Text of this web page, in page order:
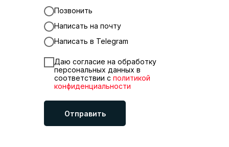
Позвонить
Написать на почту
Написать в Telegram
Даю согласие на обработку
персональных данных в
соответствии с политикой
конфиденциальности
Отправить